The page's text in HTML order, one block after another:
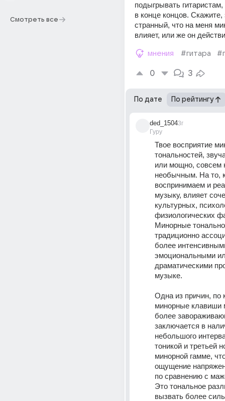
Смотреть все
подыгрывать
в конце концов. Скажите,
странный, что на меня
влияет, или же он
мнения #гитара
0 3
По дате По рейтингу
ded_1504
Гуру
3г
Твое восприятие
тональностей,
или мощно, совсем
необычным. На то,
воспринимаем и
музыку, влияет
культурных,
физиологических
Минорные
традиционно
более
эмоциональными
драматическими
музыке.
Одна из причин, по
минорные клавиши
более
заключается в
небольшого
тоникой и третьей
минорной гамме,
ощущение
по сравнению с
Это тональное
вызвать более